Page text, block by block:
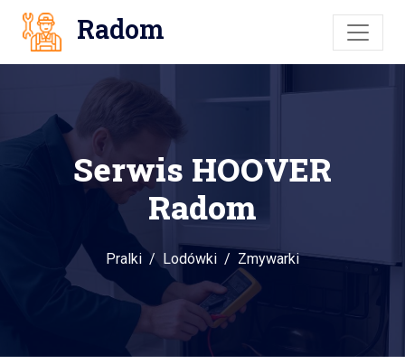
Radom
Serwis HOOVER
Radom
Pralki Lodówki Zmywarki